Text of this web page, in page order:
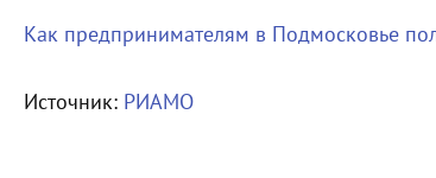
Как предпринимателям в Подмосковье
Источник: РИАМО